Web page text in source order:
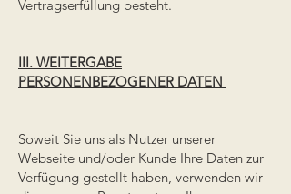
Vertragserfüllung besteht.
III. WEITERGABE
PERSONENBEZOGENER DATEN
Soweit Sie uns als Nutzer unserer
Webseite und/oder Kunde Ihre Daten zur
Verfügung gestellt haben, verwenden wir